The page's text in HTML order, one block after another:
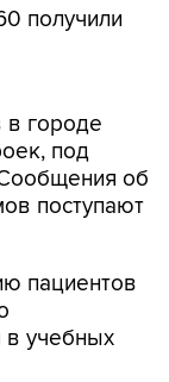
получили
в городе
под
об
поступают
пациентов
в учебных